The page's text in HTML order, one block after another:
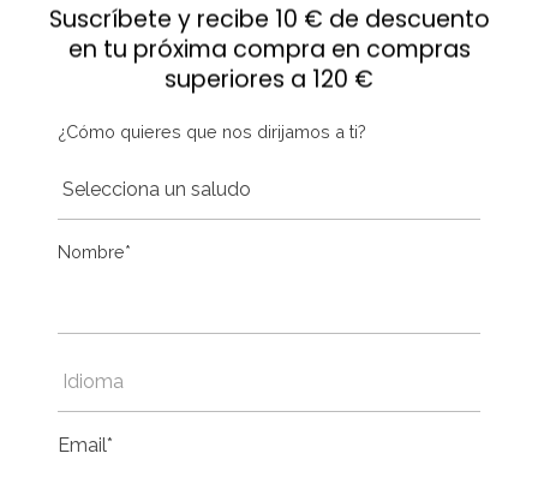
Suscríbete y recibe 10 € de descuento
en tu próxima compra en compras
superiores a 120 €
¿Cómo quieres que nos dirijamos a ti?
Nombre*
Email*